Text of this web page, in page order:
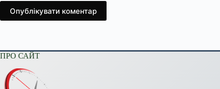
Опублікувати коментар
ПРО САЙТ